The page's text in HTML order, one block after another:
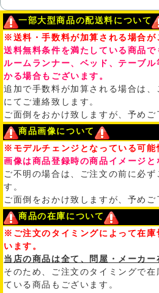
一部大型商品の配送料について
※送料・手数料が加算される場合が
送料無料条件を満たしている商品で
ルームランナー、ベッド、テーブ
かる場合もございます。
追加で手数料が加算される場合は
にてご連絡致します。
ご面倒をおかけ致しますが、予めご
商品画像について
※モデルチェンジとなっている可能
画像は商品登録時の商品イメージと
ご不明の場合は、ご注文の前に必ず
す。
ご面倒をおかけ致しますが、予めご
商品の在庫について
※ご注文のタイミングによって在庫
います。
当店の商品は全て、問屋・メーカー
そのため、ご注文のタイミングで
ている商品もございます。